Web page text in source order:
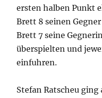
ersten halben Punkt
Brett 8 seinen
Brett 7 seine
überspielten und
einfuhren.
Stefan Ratscheu